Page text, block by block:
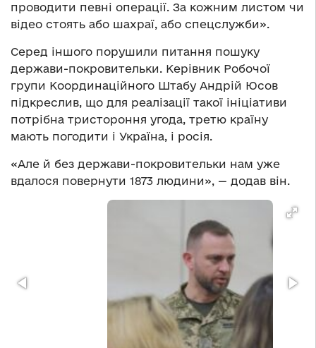
проводити певні операції. За кожним листом чи
відео стоять або шахраї, або спецслужби».
Серед іншого порушили питання пошуку
держави-покровительки. Керівник Робочої
групи Координаційного Штабу Андрій Юсов
підкреслив, що для реалізації такої ініціативи
потрібна тристороння угода, третю країну
мають погодити і Україна, і росія.
«Але й без держави-покровительки нам уже
вдалося повернути 1873 людини», — додав він.